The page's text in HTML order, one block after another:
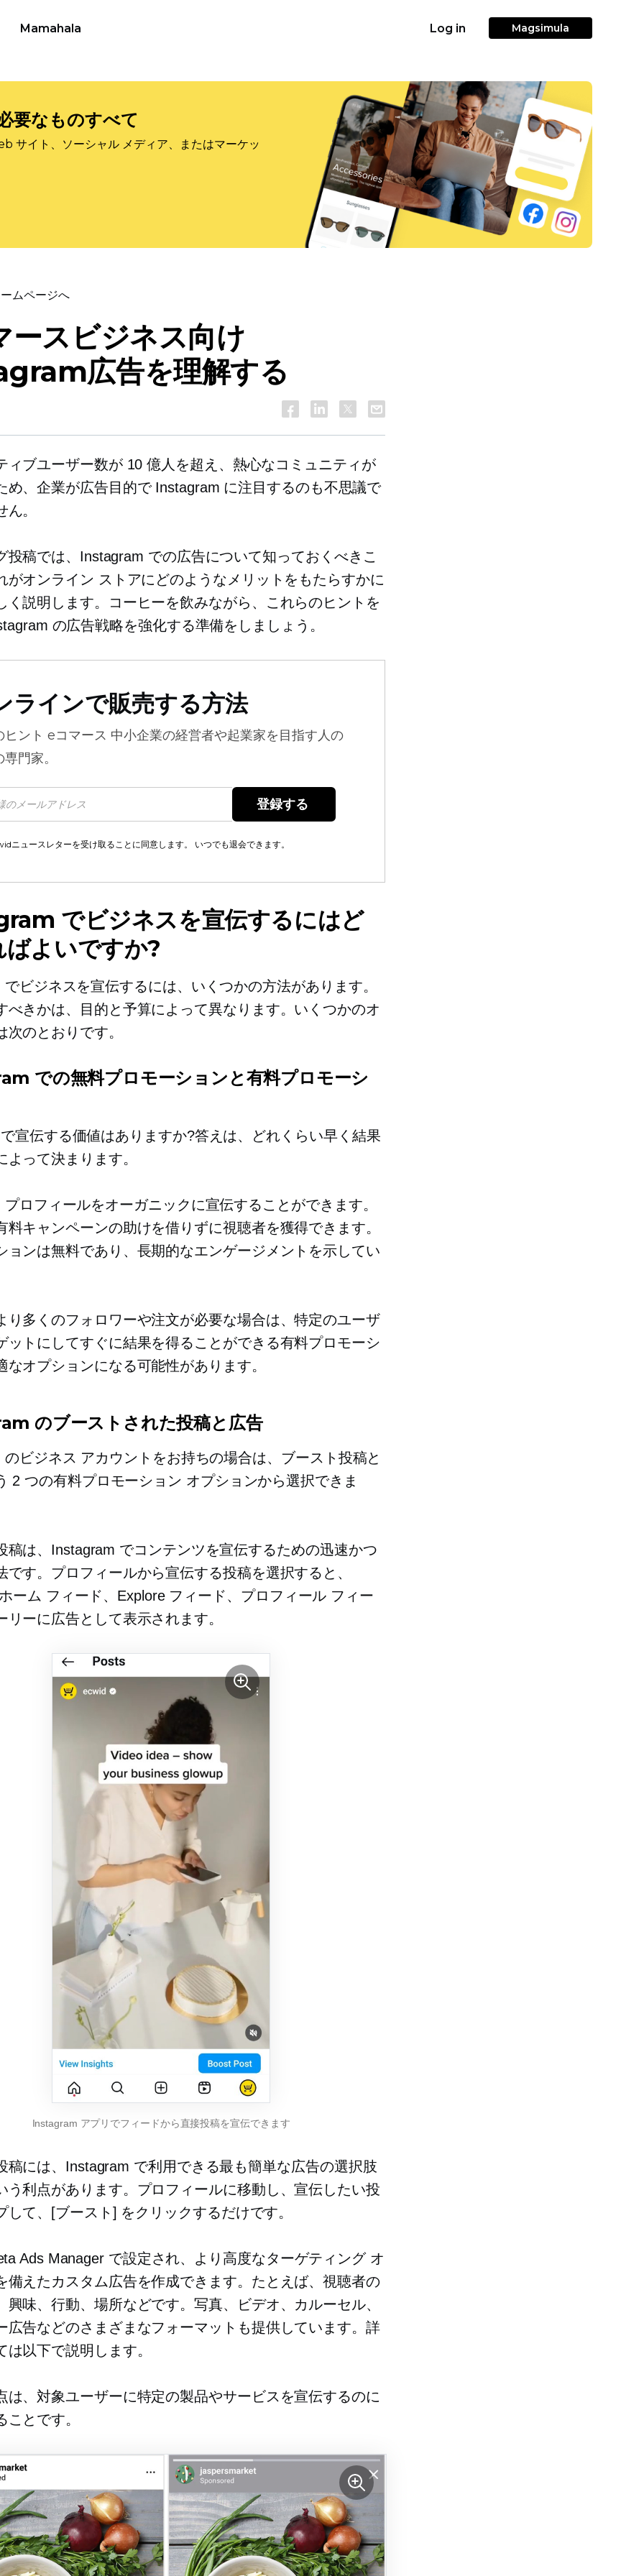
Mamahala Log in Magsimula
要なものすべて
サイト、ソーシャル メディア、またはマーケッ
ムページへ
ースビジネス向け
広告を理解する
ィブユーザー数が 10 億人を超え、熱心なコミュニティが
め、企業が広告目的で Instagram に注目するのも不思議で
。
投稿では、Instagram での広告について知っておくべきこ
がオンライン ストアにどのようなメリットをもたらすかに
く説明します。コーヒーを飲みながら、これらのヒントを
の広告戦略を強化する準備をしましょう。
ラインで販売する方法
ヒント eコマース 中小企業の経営者や起業家を目指す人の
門家。
ニュースレターを受け取ることに同意します。 いつでも退会できます。
でビジネスを宣伝するにはど
ばよいですか?
ビジネスを宣伝するには、いくつかの方法があります。
べきかは、目的と予算によって異なります。いくつかのオ
次のとおりです。
での無料プロモーションと有料プロモーシ
宣伝する価値はありますか?答えは、どれくらい早く結果
よって決まります。
ロフィールをオーガニックに宣伝することができます。
料キャンペーンの助けを借りずに視聴者を獲得できます。
ョンは無料であり、長期的なエンゲージメントを示してい
り多くのフォロワーや注文が必要な場合は、特定のユーザ
ットにしてすぐに結果を得ることができる有料プロモーシ
なオプションになる可能性があります。
のブーストされた投稿と広告
ビジネス アカウントをお持ちの場合は、ブースト投稿と
2 つの有料プロモーション オプションから選択できま
稿は、Instagram でコンテンツを宣伝するための迅速かつ
です。プロフィールから宣伝する投稿を選択すると、
ーム フィード、Explore フィード、プロフィール フィー
リーに広告として表示されます。
Instagram アプリでフィードから直接投稿を宣伝できます
稿には、Instagram で利用できる最も簡単な広告の選択肢
う利点があります。プロフィールに移動し、宣伝したい投
して、[ブースト] をクリックするだけです。
Ads Manager で設定され、より高度なターゲティング オ
備えたカスタム広告を作成できます。たとえば、視聴者の
興味、行動、場所などです。写真、ビデオ、カルーセル、
広告などのさまざまなフォーマットも提供しています。詳
は以下で説明します。
は、対象ユーザーに特定の製品やサービスを宣伝するのに
ことです。